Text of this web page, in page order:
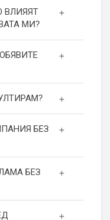
ВЛИЯЯТ
МИ?
БЕЗ
БЕЗ